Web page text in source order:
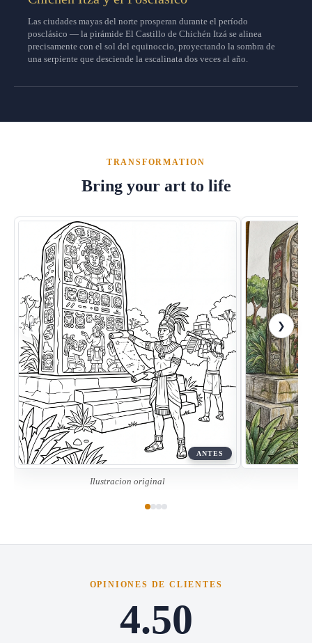
Las ciudades mayas del norte prosperan durante el período
posclásico — la pirámide El Castillo de Chichén Itzá se alinea
precisamente con el sol del equinoccio, proyectando la sombra de
una serpiente que desciende la escalinata dos veces al año.
TRANSFORMATION
Bring your art to life
ANTES
Ilustracion original
❮ ❯
OPINIONES DE CLIENTES
4.50